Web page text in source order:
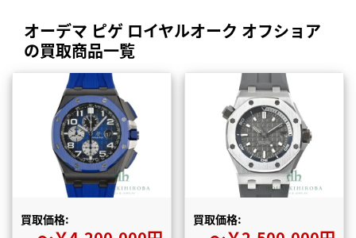
オーデマ ピゲ ロイヤルオーク オフショア
の買取商品一覧
買取価格: 買取価格: